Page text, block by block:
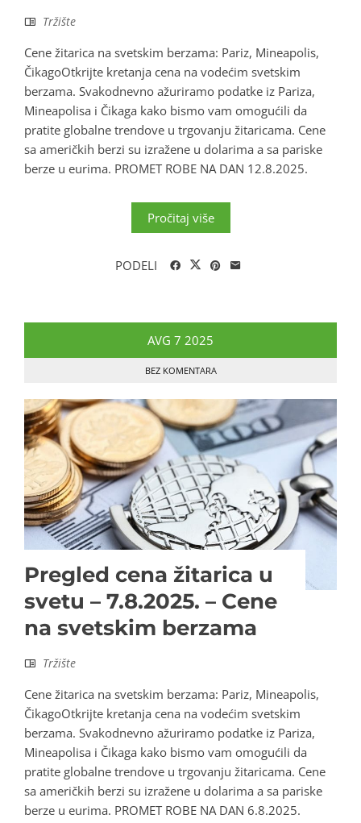
Tržište
Cene žitarica na svetskim berzama: Pariz, Mineapolis,
ČikagoOtkrijte kretanja cena na vodećim svetskim
berzama. Svakodnevno ažuriramo podatke iz Pariza,
Mineapolisa i Čikaga kako bismo vam omogućili da
pratite globalne trendove u trgovanju žitaricama. Cene
sa američkih berzi su izražene u dolarima a sa pariske
berze u eurima. PROMET ROBE NA DAN 12.8.2025.
Pročitaj više
PODELI
AVG 7 2025
BEZ KOMENTARA
Pregled cena žitarica u
svetu – 7.8.2025. – Cene
na svetskim berzama
Tržište
Cene žitarica na svetskim berzama: Pariz, Mineapolis,
ČikagoOtkrijte kretanja cena na vodećim svetskim
berzama. Svakodnevno ažuriramo podatke iz Pariza,
Mineapolisa i Čikaga kako bismo vam omogućili da
pratite globalne trendove u trgovanju žitaricama. Cene
sa američkih berzi su izražene u dolarima a sa pariske
berze u eurima. PROMET ROBE NA DAN 6.8.2025.